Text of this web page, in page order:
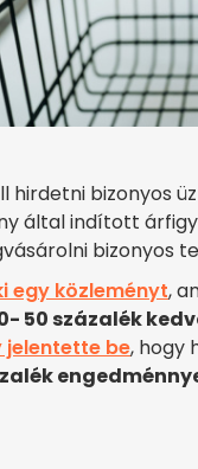
hirdetni bizonyos
által indított
bizonyos
egy közleményt,
50 százalék
jelentette be, hogy